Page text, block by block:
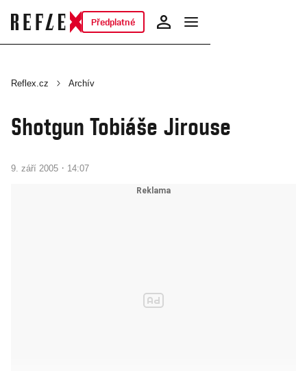
Předplatné
Reflex.cz Archív
Shotgun Tobiáše Jirouse
9. září 2005 · 14:07